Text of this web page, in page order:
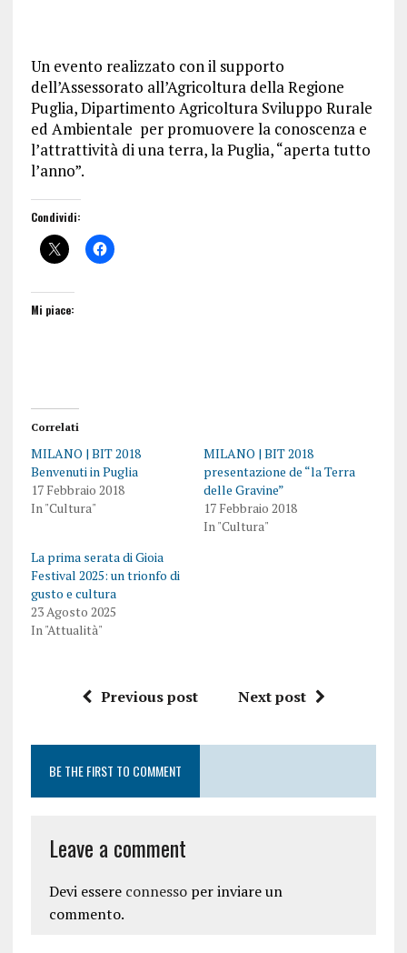
Un evento realizzato con il supporto
dell’Assessorato all’Agricoltura della Regione
Puglia, Dipartimento Agricoltura Sviluppo Rurale
ed Ambientale per promuovere la conoscenza e
l’attrattività di una terra, la Puglia, “aperta tutto
l’anno”.
Condividi:
Mi piace:
Correlati
MILANO | BIT 2018
Benvenuti in Puglia
17 Febbraio 2018
In "Cultura"
MILANO | BIT 2018
presentazione de “la Terra
delle Gravine”
17 Febbraio 2018
In "Cultura"
La prima serata di Gioia
Festival 2025: un trionfo di
gusto e cultura
23 Agosto 2025
In "Attualità"
Previous post Next post
BE THE FIRST TO COMMENT
Leave a comment
Devi essere connessoper inviare un
commento.